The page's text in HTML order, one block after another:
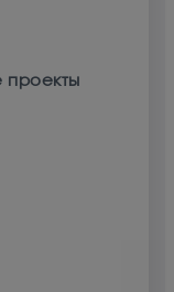
проекты